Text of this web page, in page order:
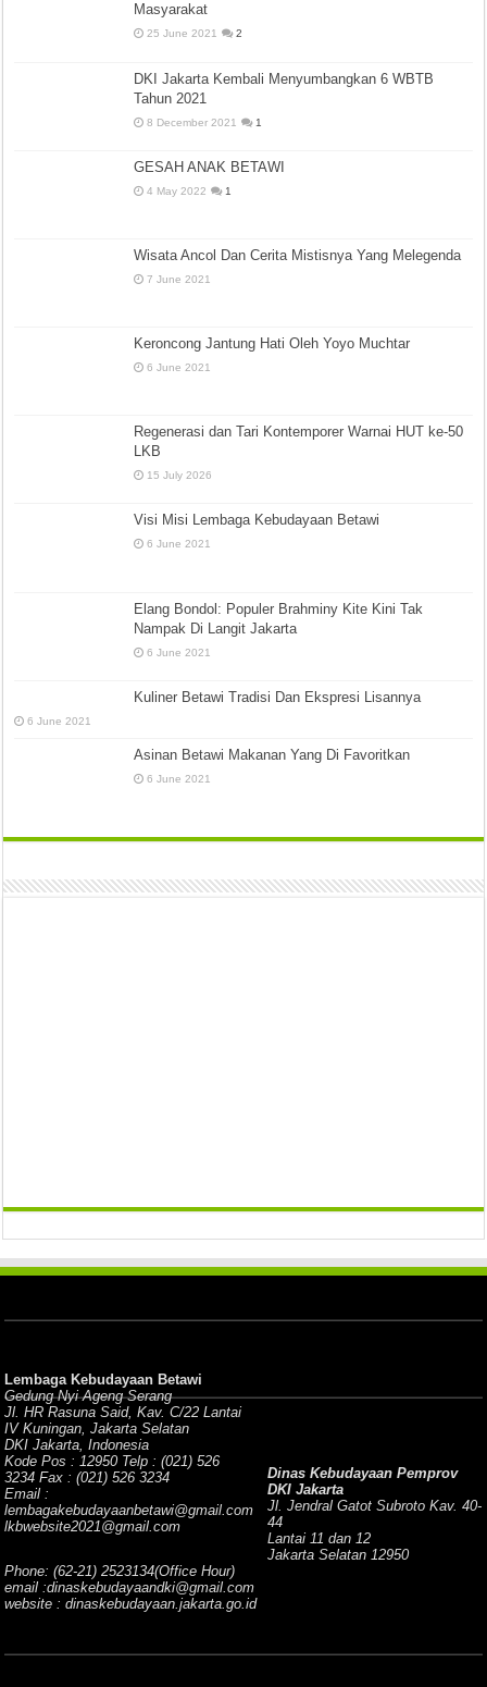
Masyarakat
25 June 2021 2
DKI Jakarta Kembali Menyumbangkan 6 WBTB
Tahun 2021
8 December 2021 1
GESAH ANAK BETAWI
4 May 2022 1
Wisata Ancol Dan Cerita Mistisnya Yang Melegenda
7 June 2021
Keroncong Jantung Hati Oleh Yoyo Muchtar
6 June 2021
Regenerasi dan Tari Kontemporer Warnai HUT ke-50
LKB
15 July 2026
Visi Misi Lembaga Kebudayaan Betawi
6 June 2021
Elang Bondol: Populer Brahminy Kite Kini Tak
Nampak Di Langit Jakarta
6 June 2021
Kuliner Betawi Tradisi Dan Ekspresi Lisannya
6 June 2021
Asinan Betawi Makanan Yang Di Favoritkan
6 June 2021
Lembaga Kebudayaan Betawi
Gedung Nyi Ageng Serang
Jl. HR Rasuna Said, Kav. C/22 Lantai
IV Kuningan, Jakarta Selatan
DKI Jakarta, Indonesia
Kode Pos : 12950 Telp : (021) 526
3234 Fax : (021) 526 3234
Email :
lembagakebudayaanbetawi@gmail.com
lkbwebsite2021@gmail.com
Dinas Kebudayaan Pemprov
DKI Jakarta
Jl. Jendral Gatot Subroto Kav. 40-
44
Lantai 11 dan 12
Jakarta Selatan 12950
Phone: (62-21) 2523134(Office Hour)
email :dinaskebudayaandki@gmail.com
website : dinaskebudayaan.jakarta.go.id